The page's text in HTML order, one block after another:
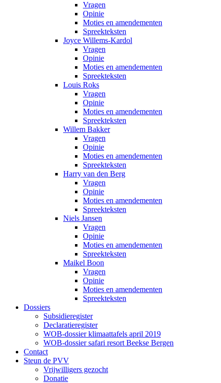
Vragen
Opinie
Moties en amendementen
Spreekteksten
Joyce Willems-Kardol
Vragen
Opinie
Moties en amendementen
Spreekteksten
Louis Roks
Vragen
Opinie
Moties en amendementen
Spreekteksten
Willem Bakker
Vragen
Opinie
Moties en amendementen
Spreekteksten
Harry van den Berg
Vragen
Opinie
Moties en amendementen
Spreekteksten
Niels Jansen
Vragen
Opinie
Moties en amendementen
Spreekteksten
Maikel Boon
Vragen
Opinie
Moties en amendementen
Spreekteksten
Dossiers
Subsidieregister
Declaratieregister
WOB-dossier klimaattafels april 2019
WOB-dossier safari resort Beekse Bergen
Contact
Steun de PVV
Vrijwilligers gezocht
Donatie